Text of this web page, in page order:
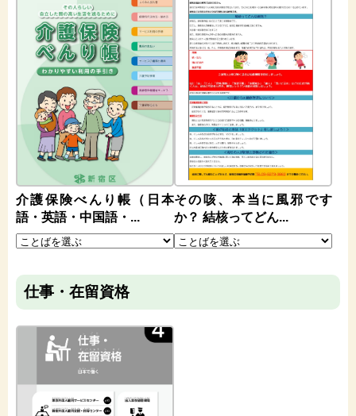
介護保険べんり帳（日本
語・英語・中国語・...
その咳、本当に風邪です
か？ 結核ってどん...
仕事・在留資格